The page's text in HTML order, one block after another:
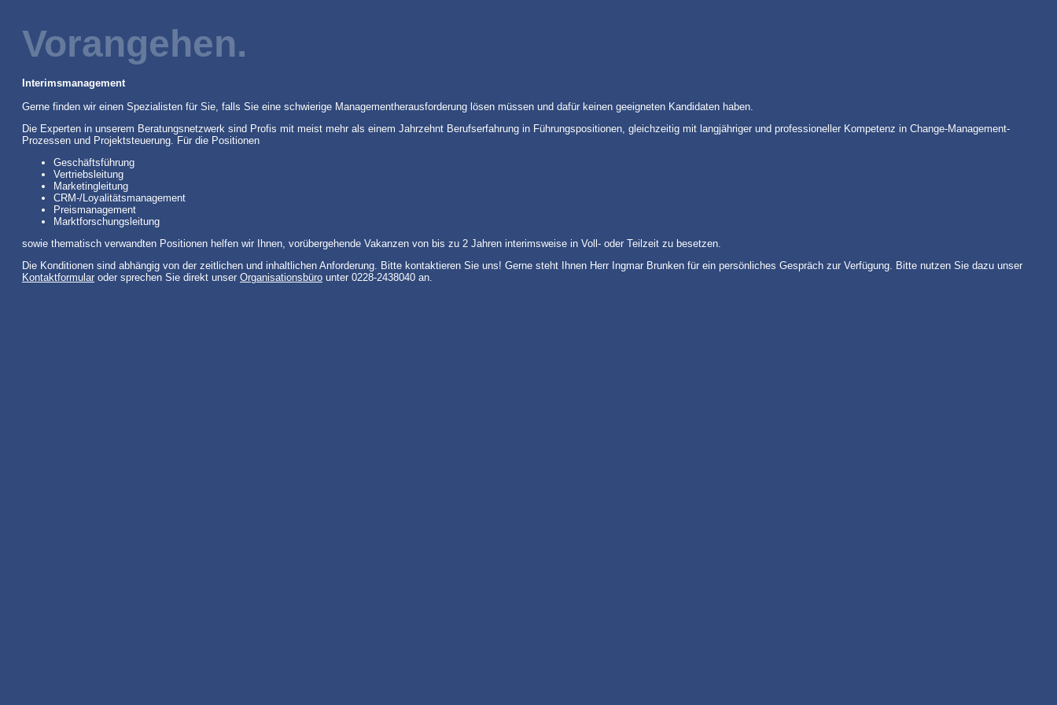
Vorangehen.
Interimsmanagement
Gerne finden wir einen Spezialisten für Sie, falls Sie eine schwierige Managementherausforderung lösen müssen und dafür keinen geeigneten Kandidaten haben.
Die Experten in unserem Beratungsnetzwerk sind Profis mit meist mehr als einem Jahrzehnt Berufserfahrung in Führungspositionen, gleichzeitig mit langjähriger und professioneller Kompetenz in Change-Management-
Prozessen und Projektsteuerung. Für die Positionen
Geschäftsführung
Vertriebsleitung
Marketingleitung
CRM-/Loyalitätsmanagement
Preismanagement
Marktforschungsleitung
sowie thematisch verwandten Positionen helfen wir Ihnen, vorübergehende Vakanzen von bis zu 2 Jahren interimsweise in Voll- oder Teilzeit zu besetzen.
Die Konditionen sind abhängig von der zeitlichen und inhaltlichen Anforderung. Bitte kontaktieren Sie uns! Gerne steht Ihnen Herr Ingmar Brunken für ein persönliches Gespräch zur Verfügung. Bitte nutzen Sie dazu unser
Kontaktformular oder sprechen Sie direkt unser Organisationsbüro unter 0228-2438040 an.